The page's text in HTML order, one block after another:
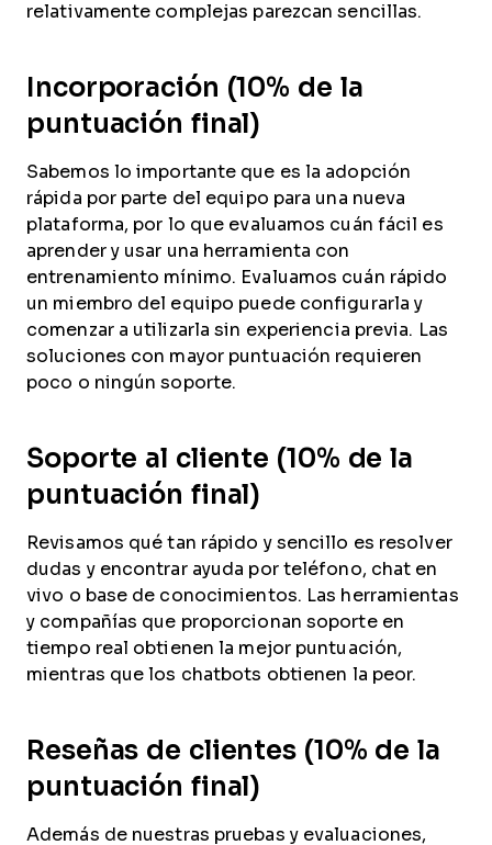
relativamente complejas parezcan sencillas.
Incorporación (10% de la
puntuación final)
Sabemos lo importante que es la adopción
rápida por parte del equipo para una nueva
plataforma, por lo que evaluamos cuán fácil es
aprender y usar una herramienta con
entrenamiento mínimo. Evaluamos cuán rápido
un miembro del equipo puede configurarla y
comenzar a utilizarla sin experiencia previa. Las
soluciones con mayor puntuación requieren
poco o ningún soporte.
Soporte al cliente (10% de la
puntuación final)
Revisamos qué tan rápido y sencillo es resolver
dudas y encontrar ayuda por teléfono, chat en
vivo o base de conocimientos. Las herramientas
y compañías que proporcionan soporte en
tiempo real obtienen la mejor puntuación,
mientras que los chatbots obtienen la peor.
Reseñas de clientes (10% de la
puntuación final)
Además de nuestras pruebas y evaluaciones,